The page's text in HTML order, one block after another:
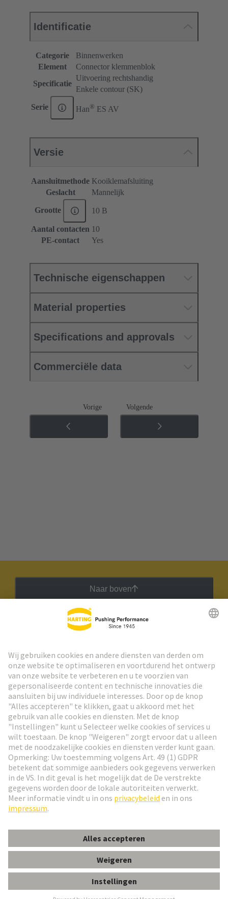
Han ES AV Pos. 10 Insert Term. Block rig
Identificatie
Categorie
Binnenwerken
Element
Connector klemmenblok
Specificatie
Uitvoering rechtshandig
Enkele contour (SK)
Serie Han® ES AV
Versie
Aansluitmethode Kooiklemafsluiting
Geslacht
Mannelijk
Grootte 10 B
Aantal contacten 10
PE-contact
Yes
Technische eigenschappen
Material properties
Specifications and approvals
Commerciële data
Vorige Volgende
Naar boven
Ga naar registratie
Social Media
Nederlands
© HARTING Technology Group
AfdrukPrivacybeleid Cookie-instellingen
Gebruiksvoorwaarden